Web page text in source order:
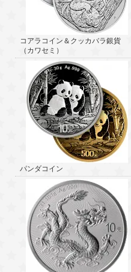
コアラコイン＆クッカバラ銀貨
（カワセミ）
パンダコイン